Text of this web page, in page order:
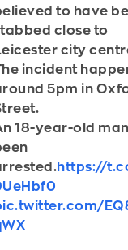
to have
close to
city
incident
5pm in
18-year-old
https://